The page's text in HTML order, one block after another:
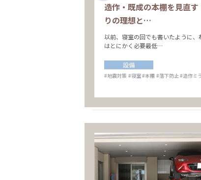
造作・既成の本棚を見直す
りの理想と…
以前、寝室の回でも書いたように、
はとにかく必要最低…
設備
#地震対策 #寝室#本棚 #落下防止#造作ミ